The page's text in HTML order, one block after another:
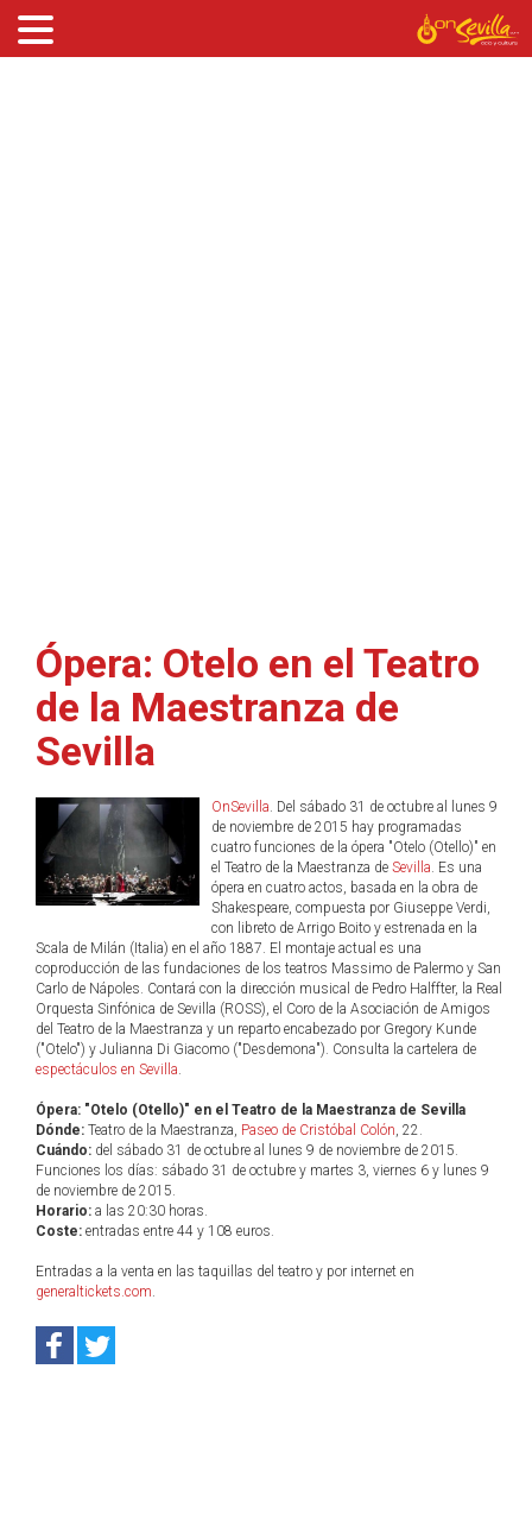
Ópera: Otelo en el Teatro
de la Maestranza de
Sevilla
OnSevilla. Del sábado 31 de octubre al lunes 9
de noviembre de 2015 hay programadas
cuatro funciones de la ópera "Otelo (Otello)" en
el Teatro de la Maestranza de Sevilla. Es una
ópera en cuatro actos, basada en la obra de
Shakespeare, compuesta por Giuseppe Verdi,
con libreto de Arrigo Boito y estrenada en la
Scala de Milán (Italia) en el año 1887. El montaje actual es una
coproducción de las fundaciones de los teatros Massimo de Palermo y San
Carlo de Nápoles. Contará con la dirección musical de Pedro Halffter, la Real
Orquesta Sinfónica de Sevilla (ROSS), el Coro de la Asociación de Amigos
del Teatro de la Maestranza y un reparto encabezado por Gregory Kunde
("Otelo") y Julianna Di Giacomo ("Desdemona"). Consulta la cartelera de
espectáculos en Sevilla.
Ópera: "Otelo (Otello)" en el Teatro de la Maestranza de Sevilla
Dónde: Teatro de la Maestranza, Paseo de Cristóbal Colón, 22.
Cuándo: del sábado 31 de octubre al lunes 9 de noviembre de 2015.
Funciones los días: sábado 31 de octubre y martes 3, viernes 6 y lunes 9
de noviembre de 2015.
Horario: a las 20:30 horas.
Coste: entradas entre 44 y 108 euros.
Entradas a la venta en las taquillas del teatro y por internet en
generaltickets.com.